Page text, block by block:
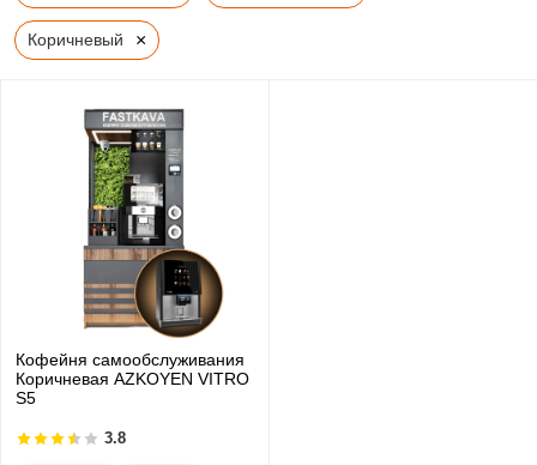
Коричневый ×
Кофейня самообслуживания
Коричневая AZKOYEN VITRO
S5
3.8